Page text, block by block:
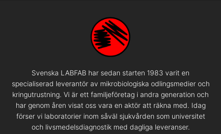
Svenska LABFAB har sedan starten 1983 varit en
specialiserad leverantör av mikrobiologiska odlingsmedier och
kringutrustning. Vi är ett familjeföretag i andra generation och
har genom åren visat oss vara en aktör att räkna med. Idag
förser vi laboratorier inom såväl sjukvården som universitet
och livsmedelsdiagnostik med dagliga leveranser.